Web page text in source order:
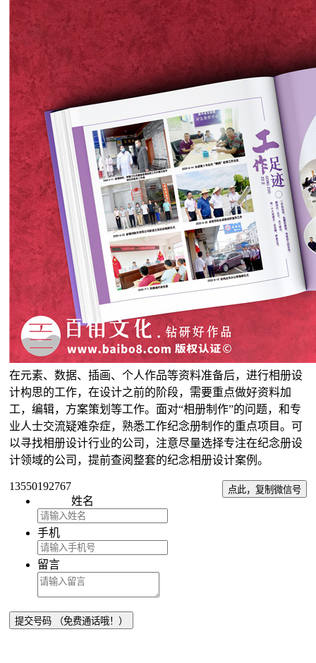
在元素、数据、插画、个人作品等资料准备后，进行相册设
计构思的工作，在设计之前的阶段，需要重点做好资料加
工，编辑，方案策划等工作。面对“相册制作”的问题，和专
业人士交流疑难杂症，熟悉工作纪念册制作的重点项目。可
以寻找相册设计行业的公司，注意尽量选择专注在纪念册设
计领域的公司，提前查阅整套的纪念相册设计案例。
13550192767 点此，复制微信号
姓名
手机
留言